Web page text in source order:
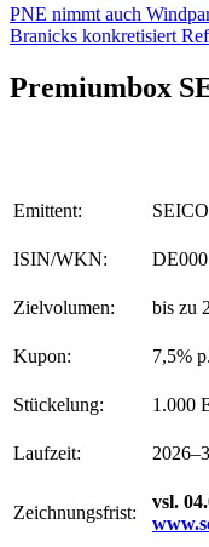
Post
navigation
PNE nimmt auch
Branicks konkretisiert
Premiumbox
Emittent:
ISIN/WKN: DE000
Zielvolumen: bis zu
Kupon: 7,5%
Stückelung: 1.000
Laufzeit:
Zeichnungsfrist:
vsl.